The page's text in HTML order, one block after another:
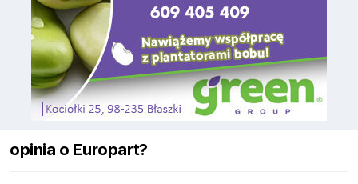
opinia o Europart?